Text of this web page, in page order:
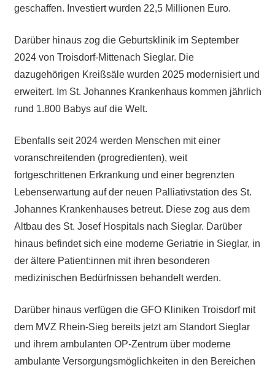
geschaffen. Investiert wurden 22,5 Millionen Euro.
Darüber hinaus zog die Geburtsklinik im September
2024 von Troisdorf-Mittenach Sieglar. Die
dazugehörigen Kreißsäle wurden 2025 modernisiert und
erweitert. Im St. Johannes Krankenhaus kommen jährlich
rund 1.800 Babys auf die Welt.
Ebenfalls seit 2024 werden Menschen mit einer
voranschreitenden (progredienten), weit
fortgeschrittenen Erkrankung und einer begrenzten
Lebenserwartung auf der neuen Palliativstation des St.
Johannes Krankenhauses betreut. Diese zog aus dem
Altbau des St. Josef Hospitals nach Sieglar. Darüber
hinaus befindet sich eine moderne Geriatrie in Sieglar, in
der ältere Patient:innen mit ihren besonderen
medizinischen Bedürfnissen behandelt werden.
Darüber hinaus verfügen die GFO Kliniken Troisdorf mit
dem MVZ Rhein-Sieg bereits jetzt am Standort Sieglar
und ihrem ambulanten OP-Zentrum über moderne
ambulante Versorgungsmöglichkeiten in den Bereichen